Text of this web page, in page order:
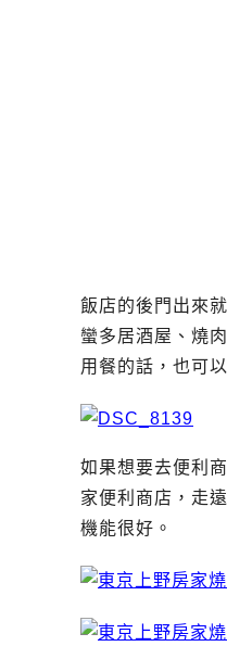
飯店的後門出來
蠻多居酒屋、燒
用餐的話，也可
如果想要去便利
家便利商店，走
機能很好。